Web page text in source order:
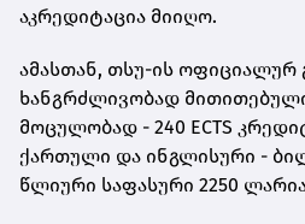
აკრედიტაცია მიიღო.
ამასთან, თსუ-ის ოფიციალურ
ხანგრძლივობად
მოცულობად - 240 ECTS
ქართული და ინგლისური -
წლიური საფასური 2250